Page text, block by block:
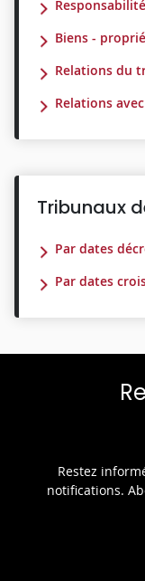
Biens -
Relations du
Relations
Tribunaux
Par dates
Par dates
Restez
notifications.